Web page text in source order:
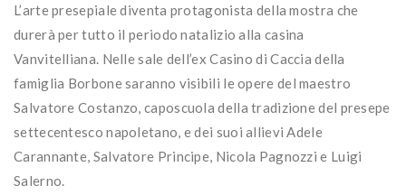
L’arte presepiale diventa protagonista della mostra che
durerà per tutto il periodo natalizio alla casina
Vanvitelliana. Nelle sale dell’ex Casino di Caccia della
famiglia Borbone saranno visibili le opere del maestro
Salvatore Costanzo, caposcuola della tradizione del presepe
settecentesco napoletano, e dei suoi allievi Adele
Carannante, Salvatore Principe, Nicola Pagnozzi e Luigi
Salerno.